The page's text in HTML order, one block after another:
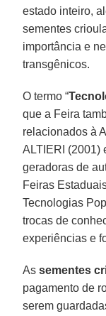
estado inteiro,
sementes
importância e
transgênicos.
O termo “
que a Feira
relacionados à
ALTIERI (2001)
geradoras de
Feiras
Tecnologias
trocas de
experiências e
As sementes
pagamento de
serem